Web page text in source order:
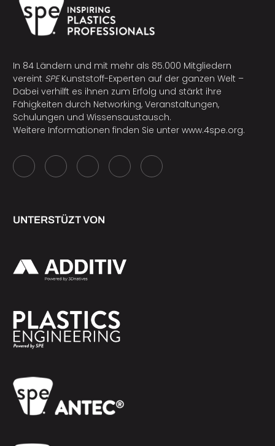
In 84 Ländern und mit mehr als 85.000 Mitgliedern
vereint SPEKunststoff-Experten auf der ganzen Welt –
Dabei verhilft es ihnen zum Erfolg und stärkt ihre
Fähigkeiten durch Networking, Veranstaltungen,
Schulungen und Wissensaustausch.
Weitere Informationen finden Sie unter www.4spe.org.
UNTERSTÜZT VON